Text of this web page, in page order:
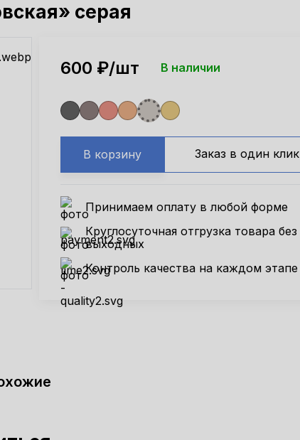
серая
600 ₽/шт В наличии
В корзину Заказ в один клик
Принимаем оплату в любой форме
Круглосуточная отгрузка товара без
выходных
Контроль качества на каждом этапе